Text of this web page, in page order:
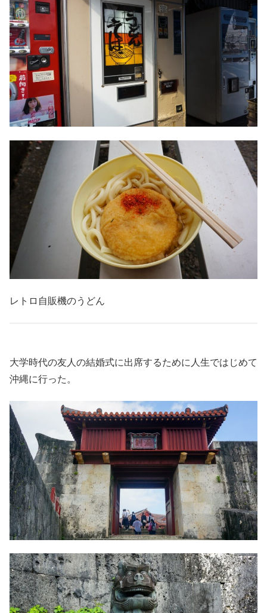
レトロ自販機のうどん
大学時代の友人の結婚式に出席するために人生ではじめて
沖縄に行った。